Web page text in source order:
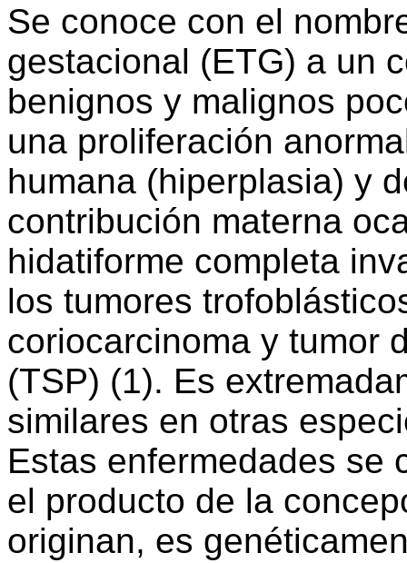
Se conoce con el
gestacional (ETG) a un
benignos y malignos
una proliferación
humana (hiperplasia) y
contribución materna
hidatiforme completa
los tumores
coriocarcinoma y tumor
(TSP) (1). Es
similares en otras
Estas enfermedades se
el producto de la
originan, es